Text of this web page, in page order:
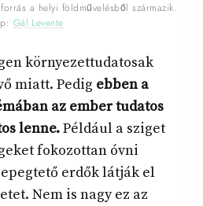
a helyi földművelésből származik.
Gál Levente
környezettudatosak
miatt. Pedig ebben a
az ember tudatos
lenne.Például a sziget
fokozottan óvni
erdők látják el
Nem is nagy ez az